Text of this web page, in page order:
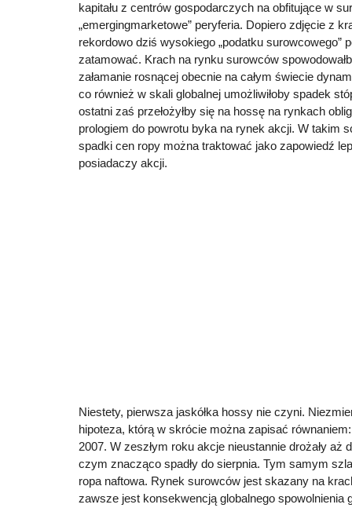
kapitału z centrów gospodarczych na obfitujące w
„emergingmarketowe” peryferia. Dopiero zdjęcie z
rekordowo dziś wysokiego „podatku surowcowego”
zatamować. Krach na rynku surowców
załamanie rosnącej obecnie na całym świecie
co również w skali globalnej umożliwiłoby spadek
ostatni zaś przełożyłby się na hossę na rynkach
prologiem do powrotu byka na rynek akcji. W takim
spadki cen ropy można traktować jako zapowiedź
posiadaczy akcji.
Niestety, pierwsza jaskółka hossy nie czyni.
hipoteza, którą w skrócie można zapisać
2007. W zeszłym roku akcje nieustannie drożały aż
czym znacząco spadły do sierpnia. Tym samym
ropa naftowa. Rynek surowców jest skazany na
zawsze jest konsekwencją globalnego spowolnienia